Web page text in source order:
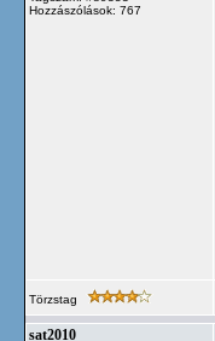
Hozzászólások: 767
Törzstag
sat2010